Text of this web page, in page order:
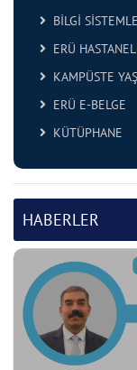
BİLGİ
ERÜ
KAMPÜSTE
ERÜ E-BELGE
KÜTÜPHANE
HABERLER